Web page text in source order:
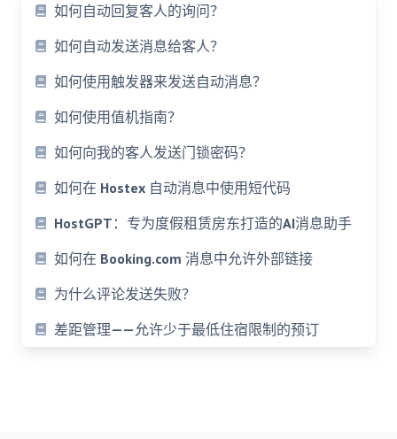
如何自动回复客人的询问？
如何自动发送消息给客人？
如何使用触发器来发送自动消息？
如何使用值机指南？
如何向我的客人发送门锁密码？
如何在 Hostex 自动消息中使用短代码
HostGPT：专为度假租赁房东打造的AI消息助手
如何在 Booking.com 消息中允许外部链接
为什么评论发送失败？
差距管理——允许少于最低住宿限制的预订